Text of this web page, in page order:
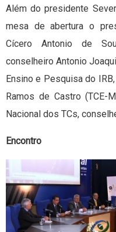
Além do presidente
mesa de abertura o
Cícero Antonio de
conselheiro Antonio
Ensino e Pesquisa do
Ramos de Castro (TCE-
Nacional dos TCs,
Encontro